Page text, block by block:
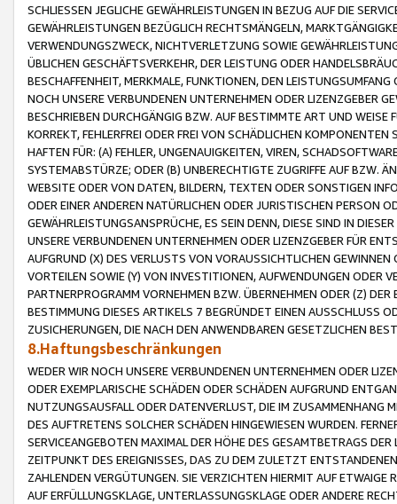
SCHLIESSEN JEGLICHE GEWÄHRLEISTUNGEN IN BEZUG AUF DIE
GEWÄHRLEISTUNGEN BEZÜGLICH RECHTSMÄNGELN,
VERWENDUNGSZWECK, NICHTVERLETZUNG SOWIE
ÜBLICHEN GESCHÄFTSVERKEHR, DER LEISTUNG ODER
BESCHAFFENHEIT, MERKMALE, FUNKTIONEN, DEN
NOCH UNSERE VERBUNDENEN UNTERNEHMEN ODER LIZENZGEBER
BESCHRIEBEN DURCHGÄNGIG BZW. AUF BESTIMMTE ART UND
KORREKT, FEHLERFREI ODER FREI VON SCHÄDLICHEN
HAFTEN FÜR: (A) FEHLER, UNGENAUIGKEITEN, VIREN,
SYSTEMABSTÜRZE; ODER (B) UNBERECHTIGTE ZUGRIFFE AUF BZW.
WEBSITE ODER VON DATEN, BILDERN, TEXTEN ODER SONSTIGEN
ODER EINER ANDEREN NATÜRLICHEN ODER JURISTISCHEN PERSON
GEWÄHRLEISTUNGSANSPRÜCHE, ES SEIN DENN, DIESE SIND IN
UNSERE VERBUNDENEN UNTERNEHMEN ODER LIZENZGEBER FÜR
AUFGRUND (X) DES VERLUSTS VON VORAUSSICHTLICHEN
VORTEILEN SOWIE (Y) VON INVESTITIONEN, AUFWENDUNGEN ODER
PARTNERPROGRAMM VORNEHMEN BZW. ÜBERNEHMEN ODER (Z)
BESTIMMUNG DIESES ARTIKELS 7 BEGRÜNDET EINEN AUSSCHLUSS
ZUSICHERUNGEN, DIE NACH DEN ANWENDBAREN GESETZLICHEN
8.Haftungsbeschränkungen
WEDER WIR NOCH UNSERE VERBUNDENEN UNTERNEHMEN ODER
ODER EXEMPLARISCHE SCHÄDEN ODER SCHÄDEN AUFGRUND
NUTZUNGSAUSFALL ODER DATENVERLUST, DIE IM ZUSAMMENHANG
DES AUFTRETENS SOLCHER SCHÄDEN HINGEWIESEN WURDEN.
SERVICEANGEBOTEN MAXIMAL DER HÖHE DES GESAMTBETRAGS
ZEITPUNKT DES EREIGNISSES, DAS ZU DEM ZULETZT
ZAHLENDEN VERGÜTUNGEN. SIE VERZICHTEN HIERMIT AUF
AUF ERFÜLLUNGSKLAGE, UNTERLASSUNGSKLAGE ODER ANDERE